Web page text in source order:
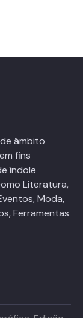
âmbito
fins
índole
Literatura,
Moda,
Ferramentas